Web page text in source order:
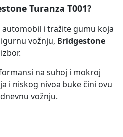
Turanza T001?
i tražite gumu koja
vožnju, Bridgestone
na suhoj i mokroj
i niskog nivoa buke čini ovu
vožnju.